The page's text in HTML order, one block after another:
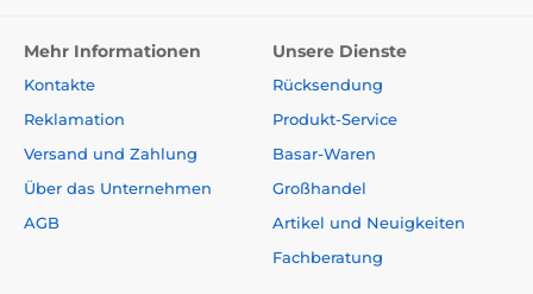
Mehr Informationen
Kontakte
Reklamation
Versand und Zahlung
Über das Unternehmen
AGB
Unsere Dienste
Rücksendung
Produkt-Service
Basar-Waren
Großhandel
Artikel und Neuigkeiten
Fachberatung